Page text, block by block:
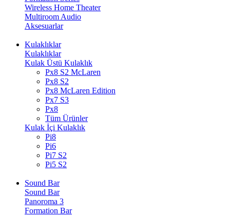
Wireless Home Theater
Multiroom Audio
Aksesuarlar
Kulaklıklar
Kulaklıklar
Kulak Üstü Kulaklık
Px8 S2 McLaren
Px8 S2
Px8 McLaren Edition
Px7 S3
Px8
Tüm Ürünler
Kulak İçi Kulaklık
Pi8
Pi6
Pi7 S2
Pi5 S2
Sound Bar
Sound Bar
Panoroma 3
Formation Bar